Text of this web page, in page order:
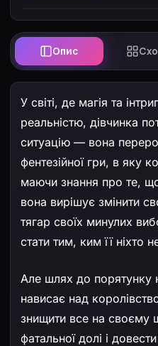
Опис
У світі, де магія та
реальністю, дівчинка
ситуацію — вона
фентезійної гри, в яку
маючи знання про те,
вона вирішує змінити
тягар своїх минулих
стати тим, ким її ніхто
Але шлях до порятунку
нависає над
знищити все на своєму
фатальної долі і